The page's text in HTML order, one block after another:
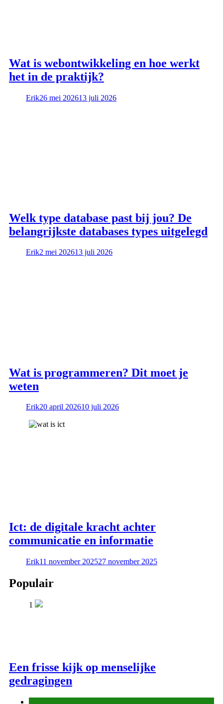
Wat is webontwikkeling en hoe werkt
het in de praktijk?
Erik26 mei 202613 juli 2026
Welk type database past bij jou? De
belangrijkste databases types uitgelegd
Erik2 mei 202613 juli 2026
Wat is programmeren? Dit moet je
weten
Erik20 april 202610 juli 2026
Ict: de digitale kracht achter
communicatie en informatie
Erik11 november 202527 november 2025
Populair
1
Een frisse kijk op menselijke
gedragingen